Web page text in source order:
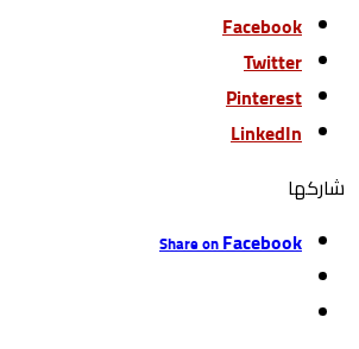
Facebook
Twitter
Pinterest
LinkedIn
‫‫ شاركها‬
Share onFacebook